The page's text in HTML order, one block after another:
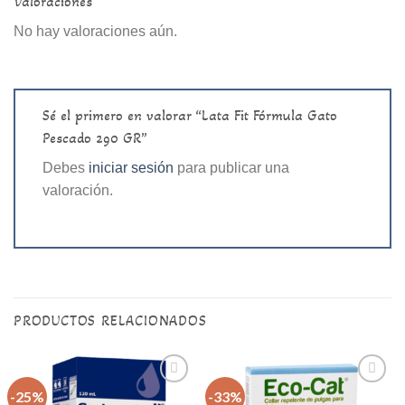
No hay valoraciones aún.
Sé el primero en valorar “Lata Fit Fórmula Gato
Pescado 290 GR”
Debes iniciar sesión para publicar una
valoración.
PRODUCTOS RELACIONADOS
-25% -33%